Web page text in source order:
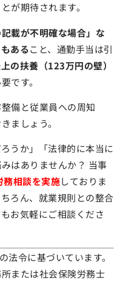
が期待されます。
載が不明確な場合」な
あること、通勤手当は引
の扶養（123万円の壁）
です。
備と従業員への周知
ましょう。
うか」「法律的に本当に
はありませんか？ 当事
相談を実施しておりま
ろん、就業規則との整合
お気軽にご相談くださ
法令に基づいています。
または社会保険労務士